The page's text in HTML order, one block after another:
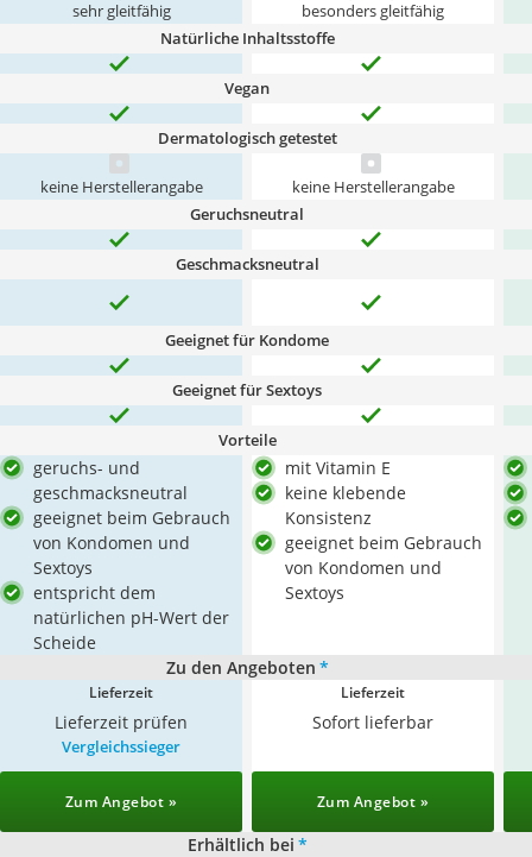
sehr gleitfähig besonders gleitfähig
Natürliche Inhaltsstoffe
Vegan
Dermatologisch getestet
keine Herstellerangabe keine Herstellerangabe
Geruchsneutral
Geschmacksneutral
Geeignet für Kondome
Geeignet für Sextoys
Vorteile
geruchs- und
geschmacksneutral
geeignet beim Gebrauch
von Kondomen und
Sextoys
entspricht dem
natürlichen pH-Wert der
Scheide
mit Vitamin E
keine klebende
Konsistenz
geeignet beim Gebrauch
von Kondomen und
Sextoys
Zu den Angeboten *
Lieferzeit
Lieferzeit prüfen
Lieferzeit
Sofort lieferbar
Vergleichssieger
Zum Angebot » Zum Angebot »
Erhältlich bei *